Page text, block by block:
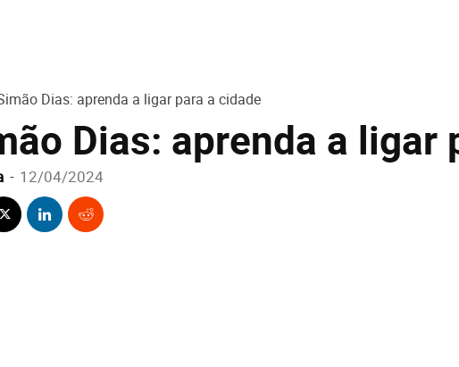
Dias: aprenda a ligar para a cidade
Dias: aprenda a ligar
- 12/04/2024